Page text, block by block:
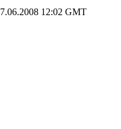
12:02 GMT